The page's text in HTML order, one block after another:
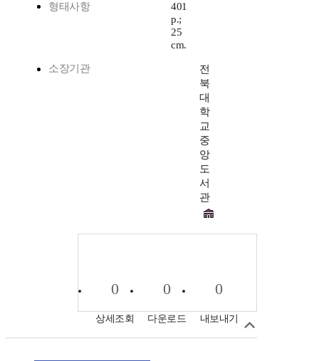
형태사항
401
p.;
25
cm.
소장기관
전
북
대
학
교
중
앙
도
서
관
0
상세조회
0
다운로드
0
내보내기